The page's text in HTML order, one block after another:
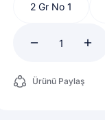
2 Gr No 1
Ürünü Paylaş